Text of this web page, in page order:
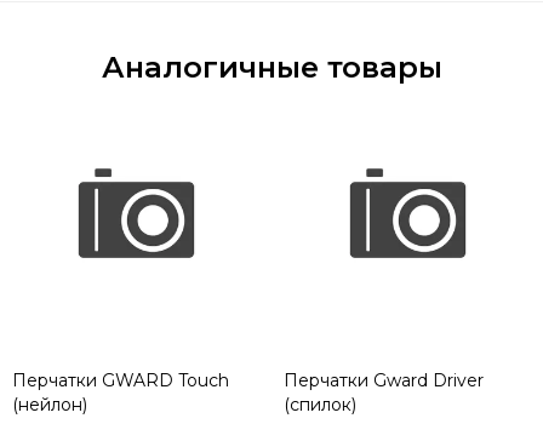
Аналогичные товары
Перчатки GWARD Touch
(нейлон)
Перчатки Gward Driver
(спилок)